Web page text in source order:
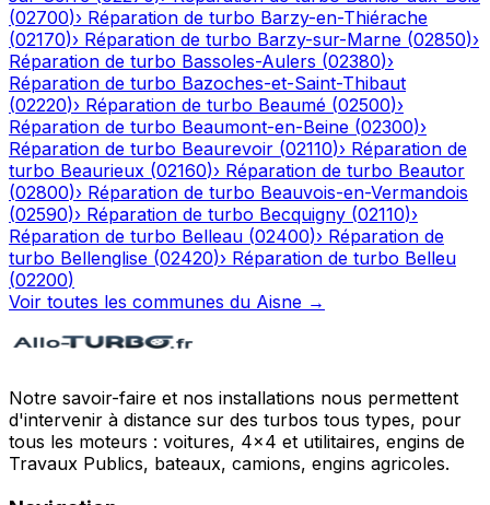
(02700)› Réparation de turbo Barzy-en-Thiérache
(02170)› Réparation de turbo Barzy-sur-Marne (02850)›
Réparation de turbo Bassoles-Aulers (02380)›
Réparation de turbo Bazoches-et-Saint-Thibaut
(02220)› Réparation de turbo Beaumé (02500)›
Réparation de turbo Beaumont-en-Beine (02300)›
Réparation de turbo Beaurevoir (02110)› Réparation de
turbo Beaurieux (02160)› Réparation de turbo Beautor
(02800)› Réparation de turbo Beauvois-en-Vermandois
(02590)› Réparation de turbo Becquigny (02110)›
Réparation de turbo Belleau (02400)› Réparation de
turbo Bellenglise (02420)› Réparation de turbo Belleu
(02200)
Voir toutes les communes du Aisne →
Notre savoir-faire et nos installations nous permettent
d'intervenir à distance sur des turbos tous types, pour
tous les moteurs : voitures, 4x4 et utilitaires, engins de
Travaux Publics, bateaux, camions, engins agricoles.